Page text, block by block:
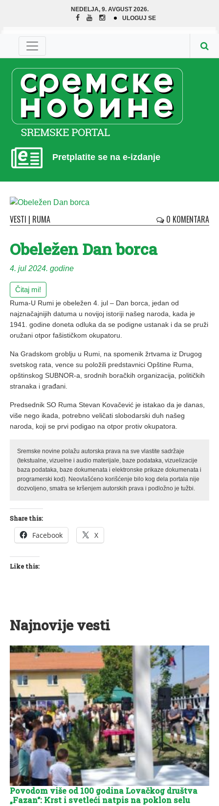
NEDELJA, 9. AVGUST 2026.
ULOGUJ SE
Pretplatite se na e-izdanje
VESTI | RUMA 0 KOMENTARA
Obeležen Dan borca
4. jul 2024. godine
Čitaj mi!
Ruma-U Rumi je obeležen 4. jul – Dan borca, jedan od
najznačajnijih datuma u novijoj istoriji našeg naroda, kada je
1941. godine doneta odluka da se podigne ustanak i da se pruži
oružani otpor fašističkom okupatoru.
Na Gradskom groblju u Rumi, na spomenik žrtvama iz Drugog
svetskog rata, vence su položili predstavnici Opštine Ruma,
opštinskog SUBNOR-a, srodnih boračkih organizacija, političkih
stranaka i građani.
Predsednik SO Ruma Stevan Kovačević je istakao da je danas,
više nego ikada, potrebno veličati slobodarski duh našeg
naroda, koji se prvi podigao na otpor protiv okupatora.
Sremske novine polažu autorska prava na sve vlastite sadržaje
(tekstualne, vizuelne i audio materijale, baze podataka, vizuelizacije
baza podataka, baze dokumenata i elektronske prikaze dokumenata i
programerski kod). Neovlašćeno korišćenje bilo kog dela portala nije
dozvoljeno, smatra se kršenjem autorskih prava i podložno je tužbi.
Share this:
Facebook X
Like this:
Najnovije vesti
Povodom više od 100 godina Lovačkog društva
„Fazan“: Krst i svetleći natpis na poklon selu